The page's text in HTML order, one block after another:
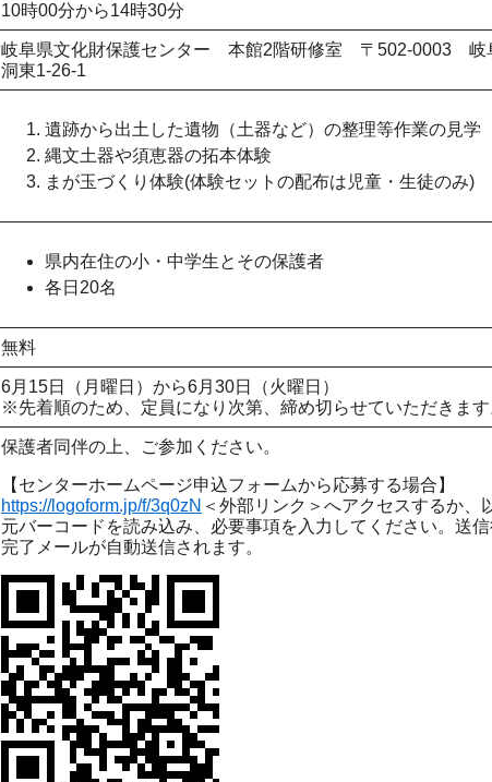
10時00分から14時30分
岐阜県文化財保護センター 本館2階研修室 〒502-0003 岐
洞東1-26-1
遺跡から出土した遺物（土器など）の整理等作業の見学
縄文土器や須恵器の拓本体験
まが玉づくり体験(体験セットの配布は児童・生徒のみ)
県内在住の小・中学生とその保護者
各日20名
無料
6月15日（月曜日）から6月30日（火曜日）
※先着順のため、定員になり次第、締め切らせていただきます
保護者同伴の上、ご参加ください。
【センターホームページ申込フォームから応募する場合】
https://logoform.jp/f/3q0zN ＜外部リンク＞ へアクセスするか、
元バーコードを読み込み、必要事項を入力してください。送
完了メールが自動送信されます。